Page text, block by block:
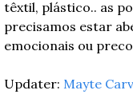
têxtil, plástico.. as
precisamos estar
emocionais ou
Updater: Mayte